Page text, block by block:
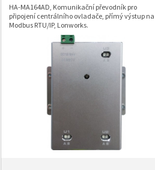
HA-MA164AD, Komunikační převodník pro
připojení centrálního ovladače, přímý výstup na
Modbus RTU/IP, Lonworks.